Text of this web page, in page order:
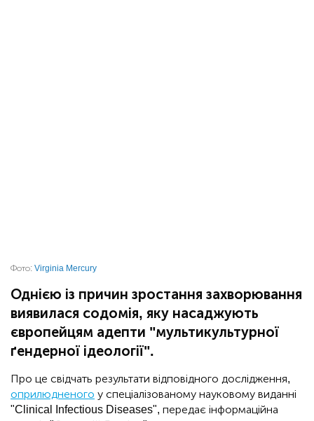
Фото: Virginia Mercury
Однією із причин зростання захворювання
виявилася содомія, яку насаджують
європейцям адепти "мультикультурної
ґендерної ідеології".
Про це свідчать результати відповідного дослідження,
оприлюдненого у спеціалізованому науковому виданні
"Clinical Infectious Diseases", передає інформаційна